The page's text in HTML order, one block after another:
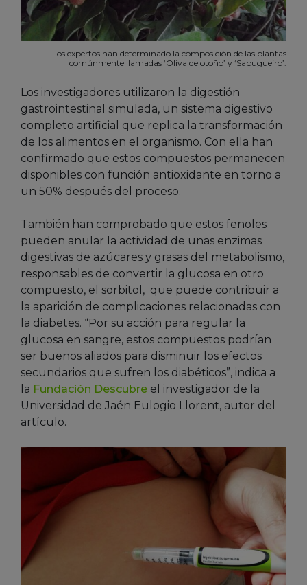
Los expertos han determinado la composición de las plantas
comúnmente llamadas ‘Oliva de otoño’ y ‘Sabugueiro’.
Los investigadores utilizaron la digestión
gastrointestinal simulada, un sistema digestivo
completo artificial que replica la transformación
de los alimentos en el organismo. Con ella han
confirmado que estos compuestos permanecen
disponibles con función antioxidante en torno a
un 50% después del proceso.
También han comprobado que estos fenoles
pueden anular la actividad de unas enzimas
digestivas de azúcares y grasas del metabolismo,
responsables de convertir la glucosa en otro
compuesto, el sorbitol, que puede contribuir a
la aparición de complicaciones relacionadas con
la diabetes. “Por su acción para regular la
glucosa en sangre, estos compuestos podrían
ser buenos aliados para disminuir los efectos
secundarios que sufren los diabéticos”, indica a
la Fundación Descubre el investigador de la
Universidad de Jaén Eulogio Llorent, autor del
artículo.